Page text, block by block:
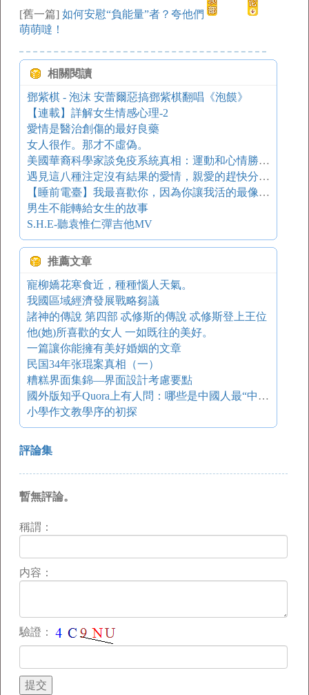
[舊一篇] 如何安慰“負能量”者？夸他們
萌萌噠！
相關閱讀
鄧紫棋 - 泡沫 安蕾爾惡搞鄧紫棋翻唱《泡饃》
【連載】詳解女生情感心理-2
愛情是醫治創傷的最好良藥
女人很作。那才不虛偽。
美國華裔科學家談免疫系統真相：運動和心情勝過一切藥品！！！
遇見這八種注定沒有結果的愛情，親愛的趕快分手吧！
【睡前電臺】我最喜歡你，因為你讓我活的最像自己
男生不能轉給女生的故事
S.H.E-聽袁惟仁彈吉他MV
推薦文章
寵柳嬌花寒食近，種種惱人天氣。
我國區域經濟發展戰略芻議
諸神的傳說 第四部 忒修斯的傳說 忒修斯登上王位
他(她)所喜歡的女人 一如既往的美好。
一篇讓你能擁有美好婚姻的文章
民国34年张琨案真相（一）
糟糕界面集錦—界面設計考慮要點
國外版知乎Quora上有人問：哪些是中國人最“中國”的行為？
小學作文教學序的初探
評論集
暫無評論。
稱謂：
内容：
驗證：